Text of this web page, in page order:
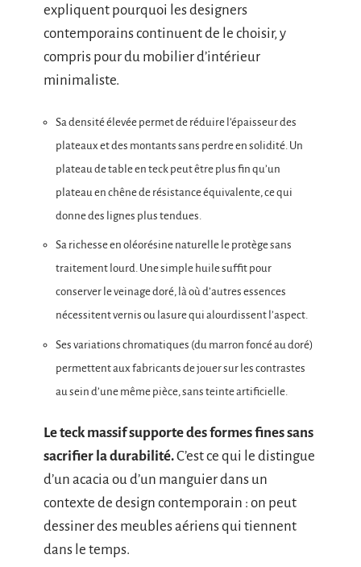
expliquent pourquoi les designers
contemporains continuent de le choisir, y
compris pour du mobilier d’intérieur
minimaliste.
Sa densité élevée permet de réduire l’épaisseur des
plateaux et des montants sans perdre en solidité. Un
plateau de table en teck peut être plus fin qu’un
plateau en chêne de résistance équivalente, ce qui
donne des lignes plus tendues.
Sa richesse en oléorésine naturelle le protège sans
traitement lourd. Une simple huile suffit pour
conserver le veinage doré, là où d’autres essences
nécessitent vernis ou lasure qui alourdissent l’aspect.
Ses variations chromatiques (du marron foncé au doré)
permettent aux fabricants de jouer sur les contrastes
au sein d’une même pièce, sans teinte artificielle.
Le teck massif supporte des formes fines sans
sacrifier la durabilité.C’est ce qui le distingue
d’un acacia ou d’un manguier dans un
contexte de design contemporain : on peut
dessiner des meubles aériens qui tiennent
dans le temps.